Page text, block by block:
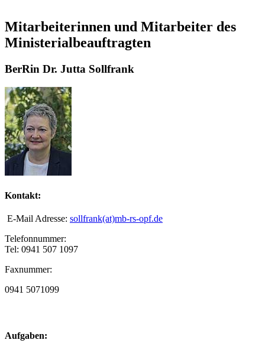
Mitarbeiterinnen und Mitarbeiter des
Ministerialbeauftragten
BerRin Dr. Jutta Sollfrank
Kontakt:
E-Mail Adresse: sollfrank(at)mb-rs-opf.de
Telefonnummer:
Tel: 0941 507 1097
Faxnummer:
0941 5071099
Aufgaben: